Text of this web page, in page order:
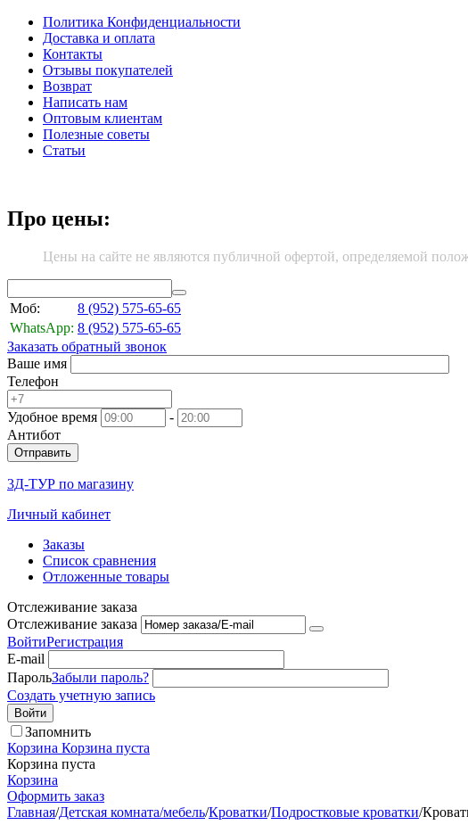
Политика Конфиденциальности
Доставка и оплата
Контакты
Отзывы покупателей
Возврат
Написать нам
Оптовым клиентам
Полезные советы
Статьи
Про цены:
Цены на сайте не являются публичной офертой, определяемой
Моб: 8 (952) 575-65-65
WhatsApp: 8 (952) 575-65-65
Заказать обратный звонок
Ваше имя
Телефон
Удобное время
-
Антибот
Отправить
3Д-ТУР по магазину
Личный кабинет
Заказы
Список сравнения
Отложенные товары
Отслеживание заказа
Отслеживание заказа
ВойтиРегистрация
E-mail
ПарольЗабыли пароль?
Создать учетную запись
Войти
Запомнить
Корзина Корзина пуста
Корзина пуста
Корзина
Оформить заказ
Главная/Детская комната/мебель/Кроватки/Подростковые кроватки/